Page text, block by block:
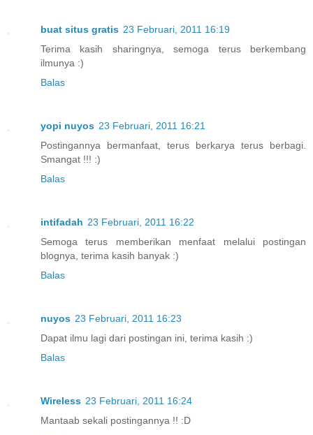
buat situs gratis 23 Februari, 2011 16:19
Terima kasih sharingnya, semoga terus berkembang
ilmunya :)
Balas
yopi nuyos 23 Februari, 2011 16:21
Postingannya bermanfaat, terus berkarya terus berbagi.
Smangat !!! :)
Balas
intifadah 23 Februari, 2011 16:22
Semoga terus memberikan menfaat melalui postingan
blognya, terima kasih banyak :)
Balas
nuyos 23 Februari, 2011 16:23
Dapat ilmu lagi dari postingan ini, terima kasih :)
Balas
Wireless 23 Februari, 2011 16:24
Mantaab sekali postingannya !! :D